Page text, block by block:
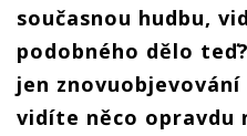
současnou hudbu,
podobného dělo
jen
vidíte něco opravdu